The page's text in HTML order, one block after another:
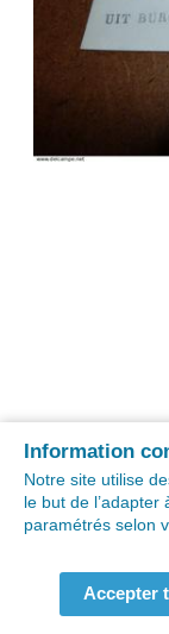
Information
Notre site utilise
le but de
paramétrés selon
Accepter